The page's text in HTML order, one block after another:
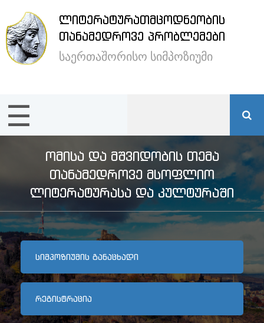
ᲚᲘᲢᲔᲠᲐᲢᲣᲠᲐᲗᲛᲪᲝᲓᲜᲔᲝᲑᲘᲡ
ᲗᲐᲜᲐᲛᲔᲓᲠᲝᲕᲔ ᲞᲠᲝᲑᲚᲔᲛᲔᲑᲘ
საერთაშორისო სიმპოზიუმი
×
ენა /
მთავარი
სიმპოზიუმის
შესახებ
სტუმრების
განთავსება
არქივი
კონტაქტი
☰
ᲝᲛᲘᲡᲐ ᲓᲐ ᲛᲨᲕᲘᲓᲝᲑᲘᲡ ᲗᲔᲛᲐ
ᲗᲐᲜᲐᲛᲔᲓᲠᲝᲕᲔ ᲛᲡᲝᲤᲚᲘᲝ
ᲚᲘᲢᲔᲠᲐᲢᲣᲠᲐᲡᲐ ᲓᲐ ᲙᲣᲚᲢᲣᲠᲐᲨᲘ
ᲡᲘᲛᲞᲝᲖᲘᲣᲛᲘᲡ ᲒᲐᲜᲐᲪᲮᲐᲓᲘ
ᲠᲔᲒᲘᲡᲢᲠᲐᲪᲘᲐ